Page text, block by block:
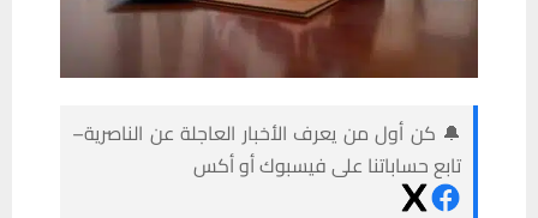
🔔 كن أول من يعرف الأخبار العاجلة عن الناصرية–
تابع حساباتنا على فيسبوك أو أكس